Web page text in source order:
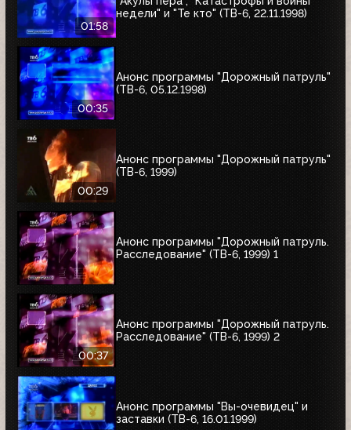
01:58
недели" и "Те кто" (ТВ-6, 22.11.1998)
00:35
Анонс программы "Дорожный патруль"
(ТВ-6, 05.12.1998)
00:29
Анонс программы "Дорожный патруль"
(ТВ-6, 1999)
Анонс программы "Дорожный патруль.
Расследование" (ТВ-6, 1999) 1
00:37
Анонс программы "Дорожный патруль.
Расследование" (ТВ-6, 1999) 2
Анонс программы "Вы-очевидец" и
заставки (ТВ-6, 16.01.1999)